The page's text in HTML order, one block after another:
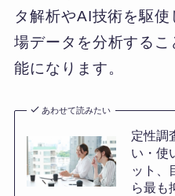
タ解析やAI技術を駆
場データを分析する
能になります。
あわせて読みたい
定性調
い・使
ット、
ら最も